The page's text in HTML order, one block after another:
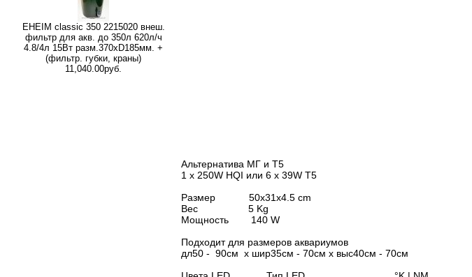
EHEIM classic 350 2215020 внеш.
фильтр для акв. до 350л 620л/ч
4.8/4л 15Вт разм.370хD185мм. +
(фильтр. губки, краны)
11,040.00руб.
Альтернатива МГ и Т5
1 x 250W HQI или 6 x 39W T5
Размер 50x31x4.5 cm
Вес 5 Kg
Мощность 140 W
Подходит для размеров аквариумов
дл50 - 90см x шир35см - 70см x выс40см - 70см